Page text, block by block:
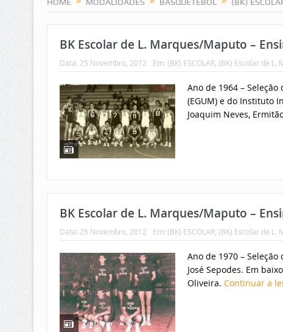
BK Escolar de L. Marques/Maputo –
Data: 25 Novembro, 2012 Em: (BK) ESCOLAR, (BK) Escolar de L.
Ano de 1964 –
(EGUM) e do Instituto
Joaquim Neves,
BK Escolar de L. Marques/Maputo –
Data: 25 Novembro, 2012 Em: (BK) ESCOLAR, (BK) Escolar de L.
Ano de 1970 – Seleção
José Sepodes. Em
Oliveira. Continuar a